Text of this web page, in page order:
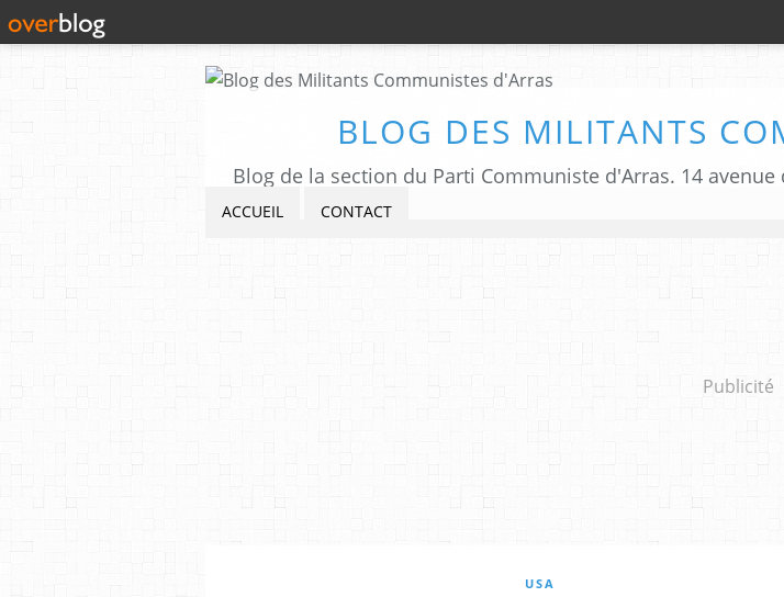
BLOG DES MILITANTS
Blog de la section du Parti Communiste d'Arras. 14
ACCUEIL CONTACT
Publicité
USA